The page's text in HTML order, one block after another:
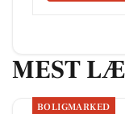
MEST
BOLIGMARKED